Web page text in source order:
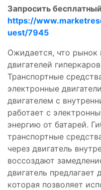
Запросить
https://
uest/7945
Ожидается, что рынок
двигателей
Транспортные
электронные
двигателем с
работает с
энергию от батарей.
транспортные
через двигатель
воссоздают
двигатель
которая позволяет